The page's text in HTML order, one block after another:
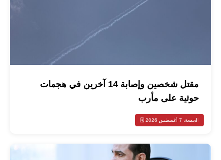
مقتل شخصين وإصابة 14 آخرين في هجمات
حوثية على مأرب
الجمعة، 7 أغسطس 2026 🗓️